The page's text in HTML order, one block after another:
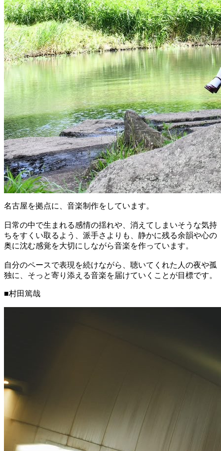
名古屋を拠点に、音楽制作をしています。
日常の中で生まれる感情の揺れや、消えてしまいそうな気持
ちをすくい取るよう、派手さよりも、静かに残る余韻や心の
奥に沈む感覚を大切にしながら音楽を作っています。
自分のペースで表現を続けながら、聴いてくれた人の夜や孤
独に、そっと寄り添える音楽を届けていくことが目標です。
■村田篤哉